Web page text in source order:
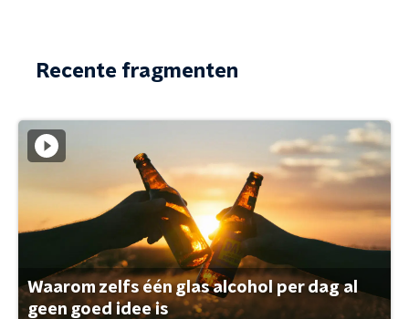
Recente fragmenten
Waarom zelfs één glas alcohol per dag al
geen goed idee is